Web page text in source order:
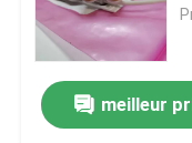
À la maison
meilleur